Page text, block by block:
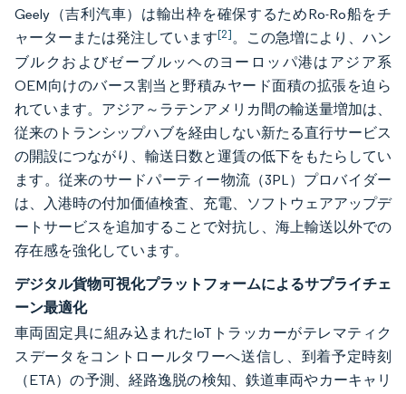
Geely（吉利汽車）は輸出枠を確保するためRo-Ro船をチ
ャーターまたは発注しています[2]。この急増により、ハン
ブルクおよびゼーブルッヘのヨーロッパ港はアジア系
OEM向けのバース割当と野積みヤード面積の拡張を迫ら
れています。アジア～ラテンアメリカ間の輸送量増加は、
従来のトランシップハブを経由しない新たる直行サービス
の開設につながり、輸送日数と運賃の低下をもたらしてい
ます。従来のサードパーティー物流（3PL）プロバイダー
は、入港時の付加価値検査、充電、ソフトウェアアップデ
ートサービスを追加することで対抗し、海上輸送以外での
存在感を強化しています。
デジタル貨物可視化プラットフォームによるサプライチェ
ーン最適化
車両固定具に組み込まれたIoTトラッカーがテレマティク
スデータをコントロールタワーへ送信し、到着予定時刻
（ETA）の予測、経路逸脱の検知、鉄道車両やカーキャリ